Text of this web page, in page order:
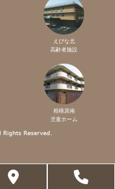
えびな北
高齢者施設
相模原南
児童ホーム